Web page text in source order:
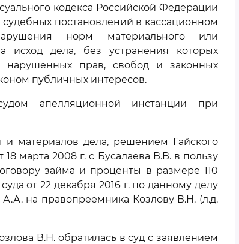
кодекса Российской Федерации
постановлений в кассационном
норм материального или
исход дела, без устранения которых
нарушенных прав, свобод и законных
публичных интересов.
апелляционной инстанции при
и материалов дела, решением Гайского
марта 2008 г. с Бусалаева В.В. в пользу
займа и проценты в размере 110
от 22 декабря 2016 г. по данному делу
на правопреемника Козлову В.Н. (л.д.
В.Н. обратилась в суд с заявлением